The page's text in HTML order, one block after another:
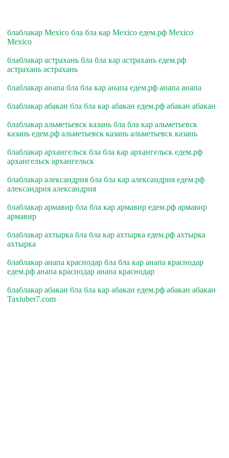
блаблакар Mexico бла бла кар Mexico едем.рф Mexico
Mexico
блаблакар астрахань бла бла кар астрахань едем.рф
астрахань астрахань
блаблакар анапа бла бла кар анапа едем.рф анапа анапа
блаблакар абакан бла бла кар абакан едем.рф абакан абакан
блаблакар альметьевск казань бла бла кар альметьевск
казань едем.рф альметьевск казань альметьевск казань
блаблакар архангельск бла бла кар архангельск едем.рф
архангельск архангельск
блаблакар александрия бла бла кар александрия едем.рф
александрия александрия
блаблакар армавир бла бла кар армавир едем.рф армавир
армавир
блаблакар ахтырка бла бла кар ахтырка едем.рф ахтырка
ахтырка
блаблакар анапа краснодар бла бла кар анапа краснодар
едем.рф анапа краснодар анапа краснодар
блаблакар абакан бла бла кар абакан едем.рф абакан абакан
Taxiuber7.com